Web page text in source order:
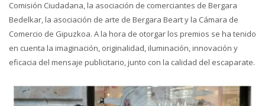
Comisión Ciudadana, la asociación de comerciantes de Bergara
Bedelkar, la asociación de arte de Bergara Beart y la Cámara de
Comercio de Gipuzkoa. A la hora de otorgar los premios se ha tenido
en cuenta la imaginación, originalidad, iluminación, innovación y
eficacia del mensaje publicitario, junto con la calidad del escaparate.